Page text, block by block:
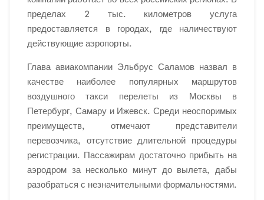
пределах 2 тыс. километров услуга
предоставляется в городах, где наличествуют
действующие аэропорты.
Глава авиакомпании Эльбрус Саламов назвал в
качестве наиболее популярных маршрутов
воздушного такси перелеты из Москвы в
Петербург, Самару и Ижевск. Среди неоспоримых
преимуществ, отмечают представители
перевозчика, отсутствие длительной процедуры
регистрации. Пассажирам достаточно прибыть на
аэродром за несколько минут до вылета, дабы
разобраться с незначительными формальностями.